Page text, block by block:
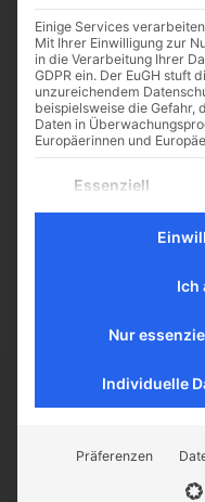
Liebt einander! –
Von Georg Dietlein Natürlich gibt
es neben der Welt des
noch die Gefühlswelt!
verlieben sich
fühlen sich
Der Cathwalk ist
Einige Services
Mit Ihrer Einwilligung zur
in die Verarbeitung Ihrer
GDPR ein. Der EuGH stuft
unzureichendem
beispielsweise die Gefahr,
Daten in
Europäerinnen und
Es folgt eine Liste der
Essenziell
Website erforderlich.
Statistik-Cookies
Website umgehen.
Inhalte von
Ich
Nur
Individuelle
Präferenzen